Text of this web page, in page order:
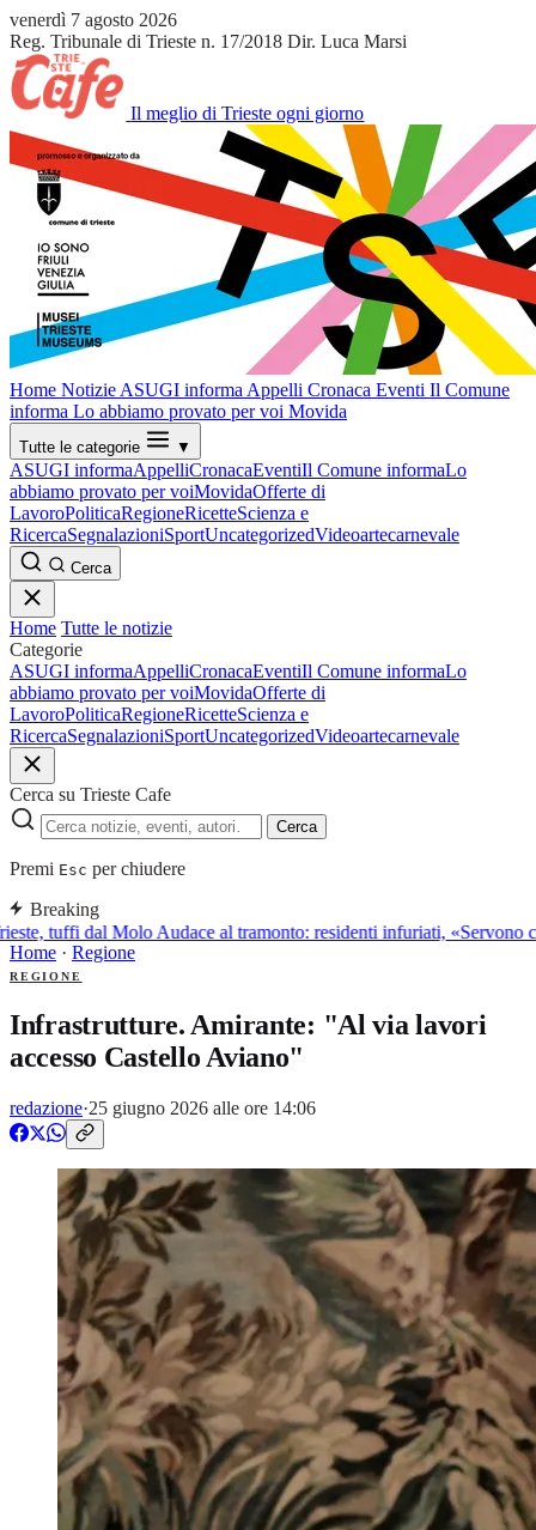
venerdì 7 agosto 2026
Reg. Tribunale di Trieste n. 17/2018 Dir. Luca Marsi
Il meglio di Trieste ogni giorno
Home Notizie ASUGI informa Appelli Cronaca Eventi Il Comune
informa Lo abbiamo provato per voi Movida
Tutte le categorie ▼
ASUGI informaAppelliCronacaEventiIl Comune informaLo
abbiamo provato per voiMovidaOfferte di
LavoroPoliticaRegioneRicetteScienza e
RicercaSegnalazioniSportUncategorizedVideoartecarnevale
Cerca
Home Tutte le notizie
Categorie
ASUGI informaAppelliCronacaEventiIl Comune informaLo
abbiamo provato per voiMovidaOfferte di
LavoroPoliticaRegioneRicetteScienza e
RicercaSegnalazioniSportUncategorizedVideoartecarnevale
Cerca su Trieste Cafe
Cerca
Premi Esc per chiudere
Breaking
tuffi dal Molo Audace al tramonto: residenti infuriati, «Servono
Home · Regione
REGIONE
Infrastrutture. Amirante: "Al via lavori
accesso Castello Aviano"
redazione·25 giugno 2026 alle ore 14:06